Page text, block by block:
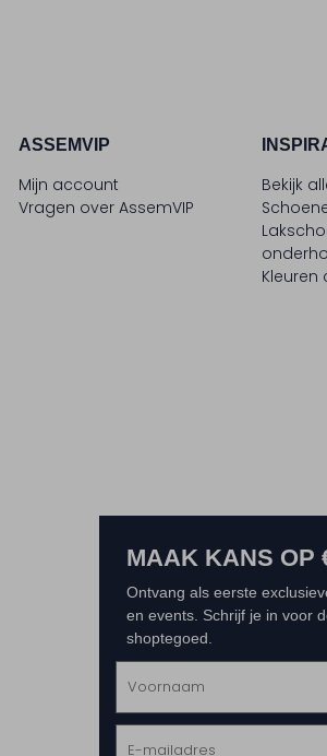
ASSEMVIP
Mijn account
Vragen over AssemVIP
Bekijk
MAAK KANS OP
Ontvang als eerste
en events. Schrijf je in voor
shoptegoed.